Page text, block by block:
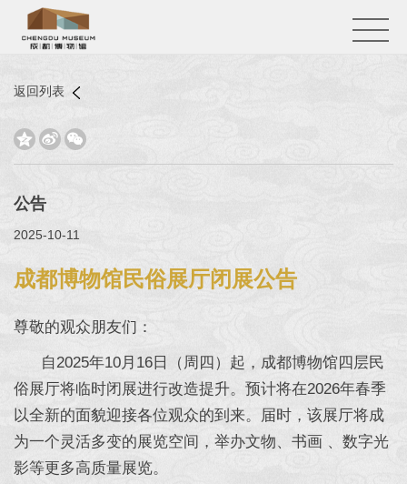
返回列表
  
公告
2025-10-11
成都博物馆民俗展厅闭展公告
尊敬的观众朋友们：
自2025年10月16日（周四）起，成都博物馆四层民
俗展厅将临时闭展进行改造提升。预计将在2026年春季
以全新的面貌迎接各位观众的到来。届时，该展厅将成
为一个灵活多变的展览空间，举办文物、书画 、数字光
影等更多高质量展览。